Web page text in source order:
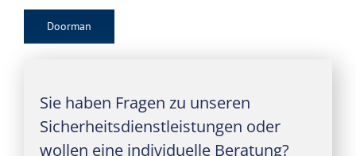
Doorman
Sie haben Fragen zu unseren
Sicherheitsdienstleistungen oder
wollen eine individuelle Beratung?